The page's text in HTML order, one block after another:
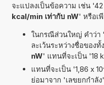
จะแปลงเป็นข้อความ เช่น '42
kcal/min เท่ากับ nW' หรือเ
ในกรณีส่วนใหญ่ คำว่า
ละเว้นระหว่างชื่อของ
nW' แทนที่จะเป็น '18
แทนที่จะเป็น '1,86 x
ย่อมาจาก 'เลขยกกำลัง'